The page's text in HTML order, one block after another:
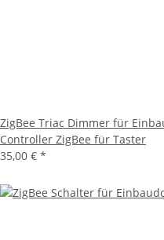
ZigBee Triac Dimmer für
Controller ZigBee für Taster
35,00 € *